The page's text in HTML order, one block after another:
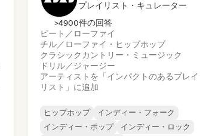
プレイリスト・キュレーター
>4900件の回答
ビート／ローファイ
チル／ローファイ・ヒップホップ
クラシック カントリー・ミュージック
ドリル／ジャージー
アーティストを「インパクトのあるプレイ
リスト」に追加
ヒップホップ
インディー・フォーク
インディー・ポップ
インディー・ロック